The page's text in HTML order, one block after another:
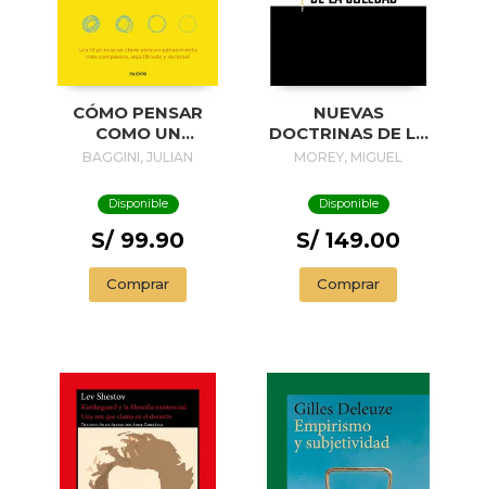
CÓMO PENSAR
COMO UN
FILÓSOFO
BAGGINI, JULIAN
Disponible
S/ 99.90
Comprar
NUEVAS
DOCTRINAS DE LA
SOLEDAD
MOREY, MIGUEL
Disponible
S/ 149.00
Comprar